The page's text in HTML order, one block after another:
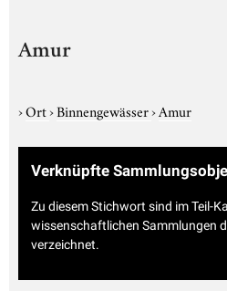
Amur
›Ort›Binnengewässer›Amur
Verknüpfte
Zu diesem Stichwort sind im Teil-
wissenschaftlichen Sammlungen
verzeichnet.